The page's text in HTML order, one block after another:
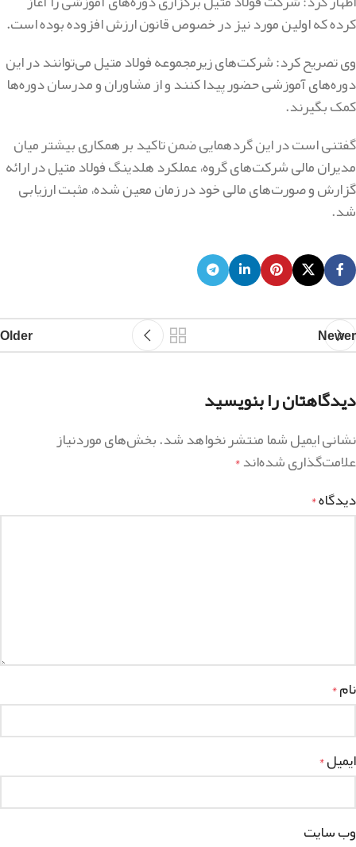
کرده که اولین مورد نیز در خصوص قانون ارزش افزوده بوده است‌.
وی تصریح کرد: شرکت‌های زیرمجموعه فولاد متیل می‌توانند در این
دوره‌های آموزشی حضور پیدا کنند و از مشاوران و مدرسان دوره‌ها
کمک بگیرند.
گفتنی است در این گردهمایی ضمن تاکید بر همکاری بیشتر میان
مدیران مالی شرکت‌های گروه، عملکرد هلدینگ فولاد متیل در ارائه
گزارش و صورت‌های مالی خود در زمان معین شده، مثبت ارزیابی
شد‌.
Newer
Older
دیدگاهتان را بنویسید
نشانی ایمیل شما منتشر نخواهد شد.بخش‌های موردنیاز
علامت‌گذاری شده‌اند*
دیدگاه*
نام*
ایمیل*
وب‌ سایت